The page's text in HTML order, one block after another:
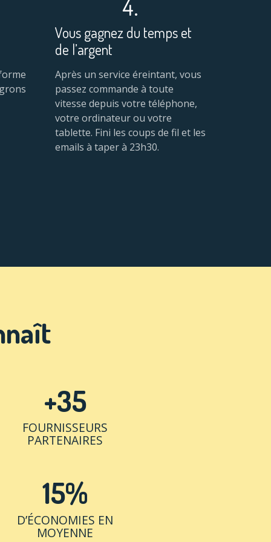
Vous gagnez du temps et
de l’argent
Après un service éreintant, vous
passez commande à toute
vitesse depuis votre téléphone,
votre ordinateur ou votre
tablette. Fini les coups de fil et les
emails à taper à 23h30.
+35
FOURNISSEURS
PARTENAIRES
15%
D’ÉCONOMIES EN
MOYENNE